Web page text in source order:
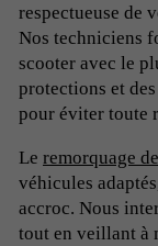
respectueuse de
Nos techniciens
scooter avec le
protections et
pour éviter toute
Le remorquage
véhicules
accroc. Nous
tout en veillant à